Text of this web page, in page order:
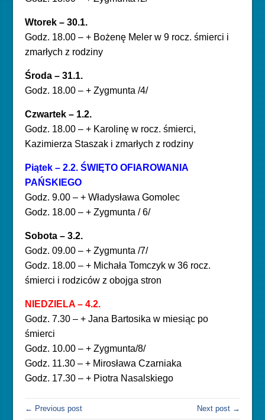
Wtorek – 30.1.
Godz. 18.00 – + Bożenę Meler w 9 rocz. śmierci i
zmarłych z rodziny
Środa – 31.1.
Godz. 18.00 – + Zygmunta /4/
Czwartek – 1.2.
Godz. 18.00 – + Karolinę w rocz. śmierci,
Kazimierza Staszak i zmarłych z rodziny
Piątek – 2.2. ŚWIĘTO OFIAROWANIA
PAŃSKIEGO
Godz. 9.00 – + Władysława Gomolec
Godz. 18.00 – + Zygmunta / 6/
Sobota – 3.2.
Godz. 09.00 – + Zygmunta /7/
Godz. 18.00 – + Michała Tomczyk w 36 rocz.
śmierci i rodziców z obojga stron
NIEDZIELA – 4.2.
Godz. 7.30 – + Jana Bartosika w miesiąc po
śmierci
Godz. 10.00 – + Zygmunta/8/
Godz. 11.30 – + Mirosława Czarniaka
Godz. 17.30 – + Piotra Nasalskiego
← Previous post Next post →